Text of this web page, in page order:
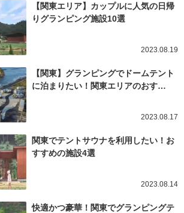
【関東エリア】カップルに人気の日帰
りグランピング施設10選
2023.08.19
【関東】グランピングでドームテント
に泊まりたい！関東エリアのおす…
2023.08.17
関東でテントサウナを利用したい！お
すすめの施設4選
2023.08.14
快適かつ豪華！関東でグランピングテ